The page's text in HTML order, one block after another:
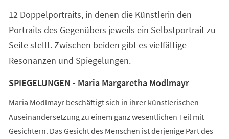
12 Doppelportraits, in denen die Künstlerin den
Portraits des Gegenübers jeweils ein Selbstportrait zu
Seite stellt. Zwischen beiden gibt es vielfältige
Resonanzen und Spiegelungen.
SPIEGELUNGEN - Maria Margaretha Modlmayr
Maria Modlmayr beschäftigt sich in ihrer künstlerischen
Auseinandersetzung zu einem ganz wesentlichen Teil mit
Gesichtern. Das Gesicht des Menschen ist derjenige Part des